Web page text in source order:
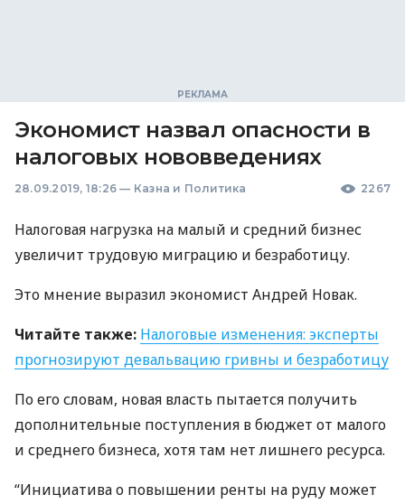
Экономист назвал опасности в
налоговых нововведениях
28.09.2019, 18:26 — Казна и Политика 2267
Налоговая нагрузка на малый и средний бизнес
увеличит трудовую миграцию и безработицу.
Это мнение выразил экономист Андрей Новак.
Читайте также: Налоговые изменения: эксперты
прогнозируют девальвацию гривны и безработицу
По его словам, новая власть пытается получить
дополнительные поступления в бюджет от малого
и среднего бизнеса, хотя там нет лишнего ресурса.
“Инициатива о повышении ренты на руду может